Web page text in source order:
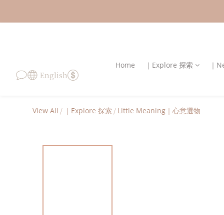
English
Home ｜Explore 探索 ｜
View All / ｜Explore 探索 / Little Meaning｜心意選物